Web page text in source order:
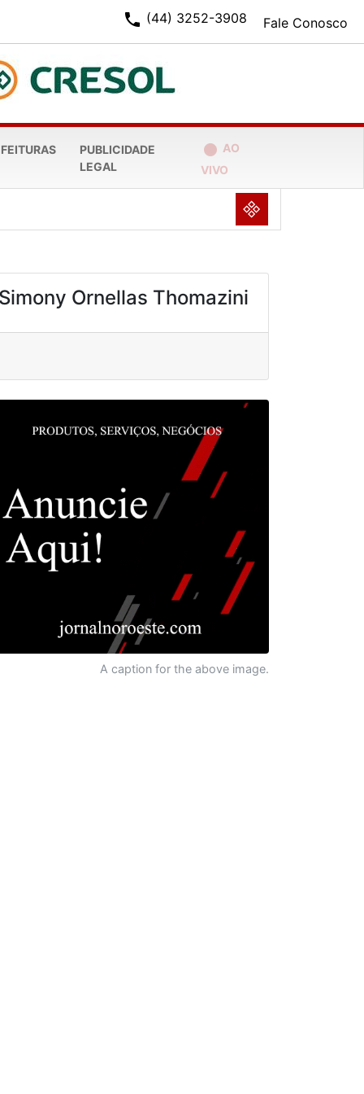
Fale Conosco
phone (44) 3252-3908
PUBLICIDADE
LEGAL
fiber_manual_record AO
VIVO
NULL
Ornellas Thomazini
A caption for the above image.